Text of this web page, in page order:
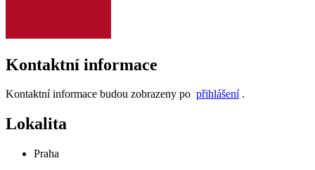
Kontaktní informace
Kontaktní informace budou zobrazeny po přihlášení.
Lokalita
Praha